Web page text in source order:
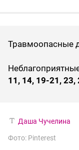
Травмоопасные
11, 14, 19-21, 23,
Даша Чучелина
Фото: Pinterest